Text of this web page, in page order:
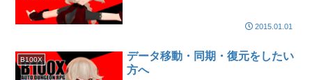
2015.01.01
B100X
データ移動・同期・復元をしたい
方へ